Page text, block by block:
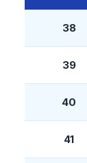
38
39
40
41